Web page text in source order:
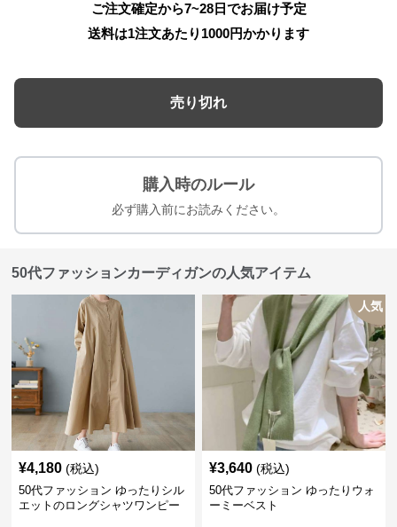
ご注文確定から7~28日でお届け予定
送料は1注文あたり 1000円かかります
売り切れ
購入時のルール
必ず購入前にお読みください。
50代ファッションカーディガンの人気アイテム
¥4,180 (税込)
50代ファッション ゆったりシル
エットのロングシャツワンピー
人気
¥3,640 (税込)
50代ファッション ゆったりウォ
ーミーベスト